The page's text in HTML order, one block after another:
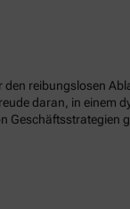
reibungslosen
daran, in einem
Geschäftsstrategien